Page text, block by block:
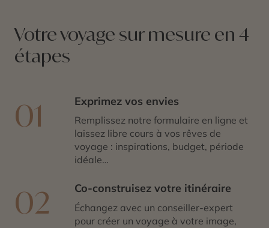
méditerranéen.
Votre voyage sur mesure en 4
étapes
01 Exprimez vos envies
Remplissez notre formulaire en ligne et
laissez libre cours à vos rêves de
voyage : inspirations, budget, période
idéale…
02 Co-construisez votre itinéraire
Échangez avec un conseiller-expert
pour créer un voyage à votre image,